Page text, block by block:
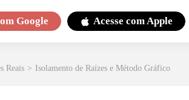
Google Acesse comApple
Reais > Isolamento de Raízes e Método Gráfico